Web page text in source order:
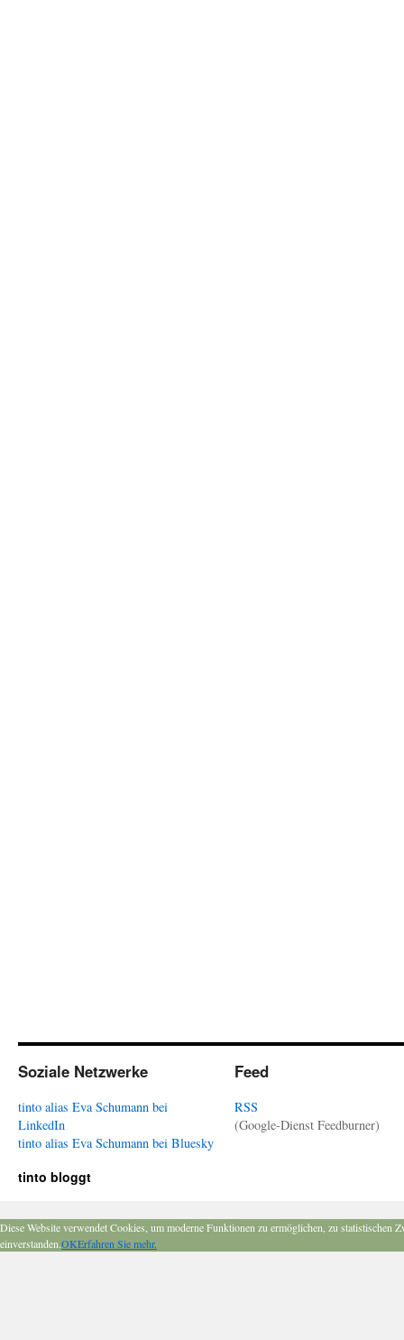
Soziale Netzwerke
tinto alias Eva Schumann bei
LinkedIn
tinto alias Eva Schumann bei Bluesky
Feed
RSS
(Google-Dienst Feedburner)
tinto bloggt
Diese Website verwendet Cookies, um moderne Funktionen zu ermöglichen, zu
einverstanden.OKErfahren Sie mehr.